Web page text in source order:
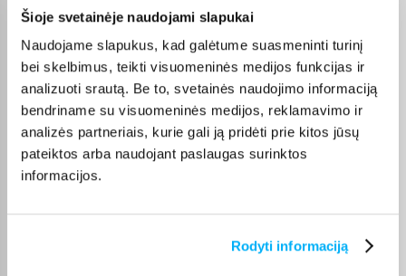
Šioje svetainėje naudojami slapukai
Naudojame slapukus, kad galėtume suasmeninti turinį
bei skelbimus, teikti visuomeninės medijos funkcijas ir
analizuoti srautą. Be to, svetainės naudojimo informaciją
bendriname su visuomeninės medijos, reklamavimo ir
analizės partneriais, kurie gali ją pridėti prie kitos jūsų
pateiktos arba naudojant paslaugas surinktos
informacijos.
Rodyti informaciją
terminą ir kitas pirkimo sąlygas.
BIGBOX.LT suteikia galimybę prekes nuo 150 Eur įsigyti su
nemokamu 24 mėnesių lizingu. Tai patogu, kai prekę norite
pirkti išsimokėtinai, paskirstant mokėjimą dalimis. Užsakytos
prekės pristatomos visoje Lietuvoje: į paštomatus nuo 2,29 €, o
užsakymams nuo 499 € pristatymas į paštomatą nemokamas.
Kurjerio pristatymo kaina prasideda nuo 2,99 €.
Sandėlyje esančios prekės įprastai pristatomos per 1–2 darbo
nurodomas jos puslapyje. Pasirinktą prekę iš EPSON pirk ir
kurjerį arba, jei prekė atitinkamai pažymėta, atsiimti